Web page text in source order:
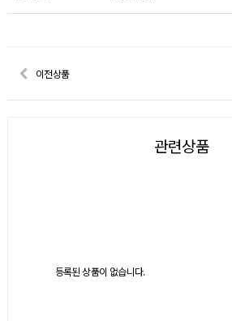
이전상품
관련상품
등록된 상품이 없습니다.